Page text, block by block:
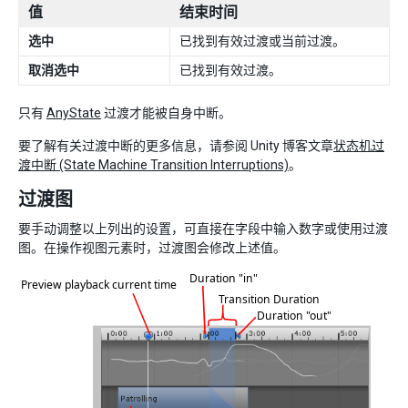
值 结束时间
选中
已找到有效过渡或当前过渡。
取消选中
已找到有效过渡。
只有AnyState 过渡才能被自身中断。
要了解有关过渡中断的更多信息，请参阅 Unity 博客文章状态机过
渡中断 (State Machine Transition Interruptions)。
过渡图
要手动调整以上列出的设置，可直接在字段中输入数字或使用过渡
图。在操作视图元素时，过渡图会修改上述值。